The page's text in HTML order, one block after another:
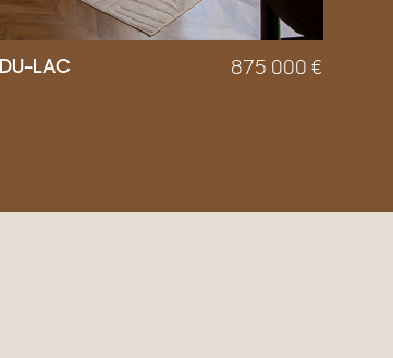
LAC 875 000 €